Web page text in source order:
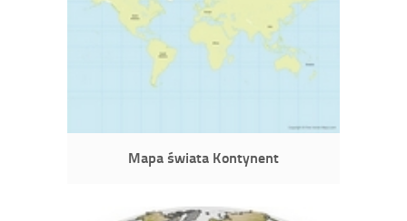
Mapa świata Kontynent